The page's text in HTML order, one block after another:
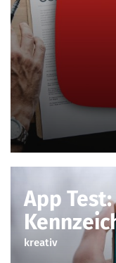
App Test:
kreativ